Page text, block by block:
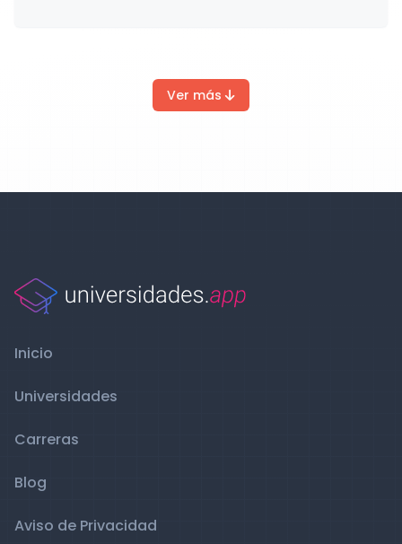
Ver más
Inicio
Universidades
Carreras
Blog
Aviso de Privacidad